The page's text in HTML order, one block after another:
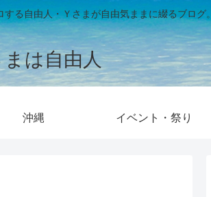
る自由人・Ｙさまが自由気ままに綴るブログ。
は自由人
沖縄 イベント・祭り